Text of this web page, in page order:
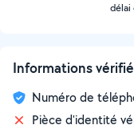
délai
Informations
Numéro de
Pièce d'identité